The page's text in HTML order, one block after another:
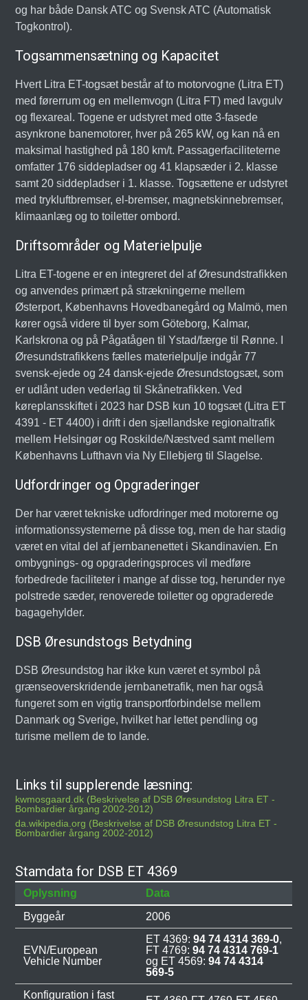
og har både Dansk ATC og Svensk ATC (Automatisk
Togkontrol).
Togsammensætning og Kapacitet
Hvert Litra ET-togsæt består af to motorvogne (Litra ET)
med førerrum og en mellemvogn (Litra FT) med lavgulv
og flexareal. Togene er udstyret med otte 3-fasede
asynkrone banemotorer, hver på 265 kW, og kan nå en
maksimal hastighed på 180 km/t. Passagerfaciliteterne
omfatter 176 siddepladser og 41 klapsæder i 2. klasse
samt 20 siddepladser i 1. klasse. Togsættene er udstyret
med trykluftbremser, el-bremser, magnetskinnebremser,
klimaanlæg og to toiletter ombord.
Driftsområder og Materielpulje
Litra ET-togene er en integreret del af Øresundstrafikken
og anvendes primært på strækningerne mellem
Østerport, Københavns Hovedbanegård og Malmö, men
kører også videre til byer som Göteborg, Kalmar,
Karlskrona og på Pågatågen til Ystad/færge til Rønne. I
Øresundstrafikkens fælles materielpulje indgår 77
svensk-ejede og 24 dansk-ejede Øresundstogsæt, som
er udlånt uden vederlag til Skånetrafikken. Ved
køreplansskiftet i 2023 har DSB kun 10 togsæt (Litra ET
4391 - ET 4400) i drift i den sjællandske regionaltrafik
mellem Helsingør og Roskilde/Næstved samt mellem
Københavns Lufthavn via Ny Ellebjerg til Slagelse.
Udfordringer og Opgraderinger
Der har været tekniske udfordringer med motorerne og
informationssystemerne på disse tog, men de har stadig
været en vital del af jernbanenettet i Skandinavien. En
ombygnings- og opgraderingsproces vil medføre
forbedrede faciliteter i mange af disse tog, herunder nye
polstrede sæder, renoverede toiletter og opgraderede
bagagehylder.
DSB Øresundstogs Betydning
DSB Øresundstog har ikke kun været et symbol på
grænseoverskridende jernbanetrafik, men har også
fungeret som en vigtig transportforbindelse mellem
Danmark og Sverige, hvilket har lettet pendling og
turisme mellem de to lande.
Links til supplerende læsning:
kwmosgaard.dk (Beskrivelse af DSB Øresundstog Litra ET -
Bombardier årgang 2002-2012)
da.wikipedia.org (Beskrivelse af DSB Øresundstog Litra ET -
Bombardier årgang 2002-2012)
Stamdata for DSB ET 4369
Oplysning
Data
Byggeår
2006
EVN/European
Vehicle Number
ET 4369:94 74 4314 369-0,
FT 4769:94 74 4314 769-1
og ET 4569:94 74 4314
569-5
Konfiguration i fast